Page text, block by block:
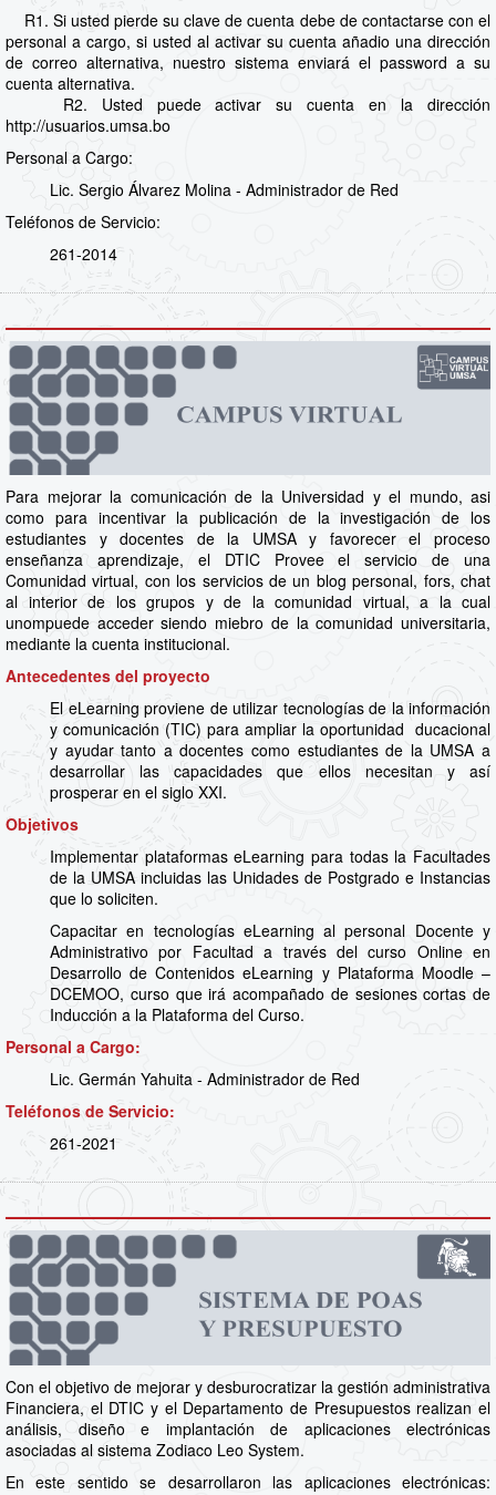
R1. Si usted pierde su clave de cuenta debe de contactarse con el
personal a cargo, si usted al activar su cuenta añadio una dirección
de correo alternativa, nuestro sistema enviará el password a su
cuenta alternativa.
R2. Usted puede activar su cuenta en la dirección
http://usuarios.umsa.bo
Personal a Cargo:
Lic. Sergio Álvarez Molina - Administrador de Red
Teléfonos de Servicio:
261-2014
Para mejorar la comunicación de la Universidad y el mundo, asi
como para incentivar la publicación de la investigación de los
estudiantes y docentes de la UMSA y favorecer el proceso
enseñanza aprendizaje, el DTIC Provee el servicio de una
Comunidad virtual, con los servicios de un blog personal, fors, chat
al interior de los grupos y de la comunidad virtual, a la cual
unompuede acceder siendo miebro de la comunidad universitaria,
mediante la cuenta institucional.
Antecedentes del proyecto
El eLearning proviene de utilizar tecnologías de la información
y comunicación (TIC) para ampliar la oportunidad ducacional
y ayudar tanto a docentes como estudiantes de la UMSA a
desarrollar las capacidades que ellos necesitan y así
prosperar en el siglo XXI.
Objetivos
Implementar plataformas eLearning para todas la Facultades
de la UMSA incluidas las Unidades de Postgrado e Instancias
que lo soliciten.
Capacitar en tecnologías eLearning al personal Docente y
Administrativo por Facultad a través del curso Online en
Desarrollo de Contenidos eLearning y Plataforma Moodle –
DCEMOO, curso que irá acompañado de sesiones cortas de
Inducción a la Plataforma del Curso.
Personal a Cargo:
Lic. Germán Yahuita - Administrador de Red
Teléfonos de Servicio:
261-2021
Con el objetivo de mejorar y desburocratizar la gestión administrativa
Financiera, el DTIC y el Departamento de Presupuestos realizan el
análisis, diseño e implantación de aplicaciones electrónicas
asociadas al sistema Zodiaco Leo System.
En este sentido se desarrollaron las aplicaciones electrónicas: